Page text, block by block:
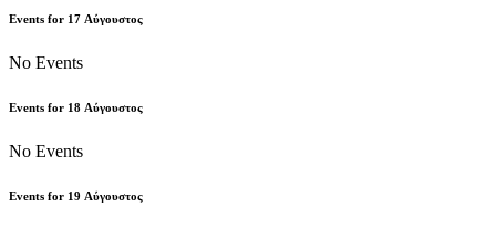
Events for 17 Αύγουστος
No Events
Events for 18 Αύγουστος
No Events
Events for 19 Αύγουστος